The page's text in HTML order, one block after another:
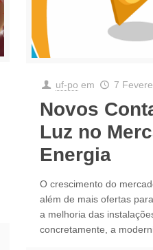
uf-po em 7
Novos
Luz no
Energia
O crescimento do
além de mais ofertas
a melhoria das
concretamente, a